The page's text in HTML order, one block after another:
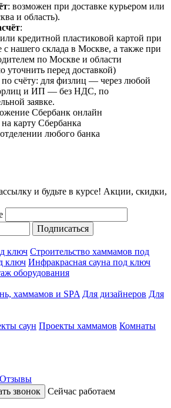
: возможен при доставке курьером или
и область).
:
кредитной пластиковой картой при
с нашего склада в Москве, а также при
по Москве и области
уточнить перед доставкой)
счёту: для физлиц — через любой
и ИП — без НДС, по
заявке.
Сбербанк онлайн
карту Сбербанка
любого банка
и будьте в курсе! Акции, скидки,
Подписаться
ключ Строительство хаммамов под
ключ Инфракрасная сауна под ключ
оборудования
хаммамов и SPA Для дизайнеров Для
саун Проекты хаммамов Комнаты
Отзывы
звонок
Сейчас работаем